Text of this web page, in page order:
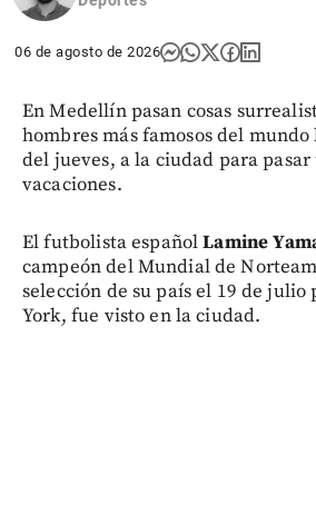
06 de agosto de 2026
En Medellín pasan cosas
hombres más famosos del
del jueves, a la ciudad para pasar
vacaciones.
El futbolista españolLamine
campeón del Mundial de
selección de su país el 19 de julio
York, fue visto en la ciudad.